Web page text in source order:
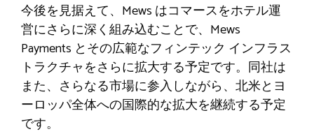
今後を見据えて、Mews はコマースをホテル運
営にさらに深く組み込むことで、Mews
Payments とその広範なフィンテック インフラス
トラクチャをさらに拡大する予定です。同社は
また、さらなる市場に参入しながら、北米とヨ
ーロッパ全体への国際的な拡大を継続する予定
です。